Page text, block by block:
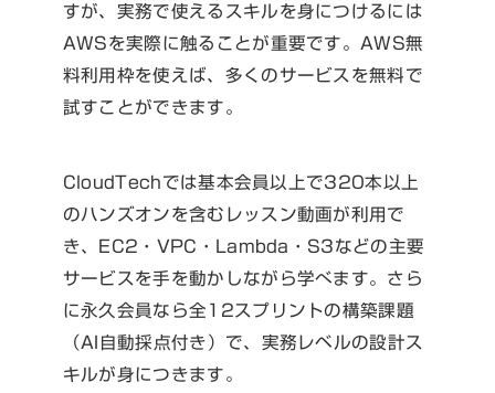
すが、実務で使えるスキルを身につけるには
AWSを実際に触ることが重要です。AWS無
料利用枠を使えば、多くのサービスを無料で
試すことができます。
CloudTechでは基本会員以上で320本以上
のハンズオンを含むレッスン動画が利用で
き、EC2・VPC・Lambda・S3などの主要
サービスを手を動かしながら学べます。さら
に永久会員なら全12スプリントの構築課題
（AI自動採点付き）で、実務レベルの設計ス
キルが身につきます。